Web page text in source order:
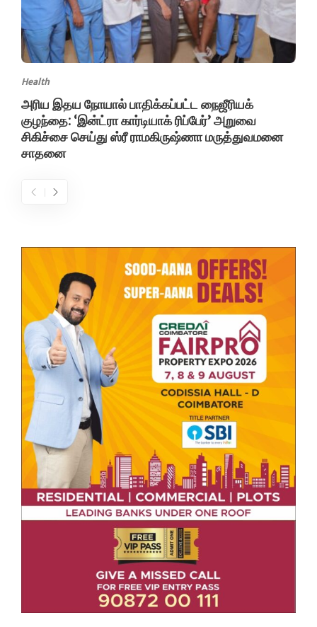
Health
அரிய இதய நோயால் பாதிக்கப்பட்ட நைஜீரியக்
குழந்தை: ‘இன்ட்ரா கார்டியாக் ரிப்பேர்’ அறுவை
சிகிச்சை செய்து ஸ்ரீ ராமகிருஷ்ணா மருத்துவமனை
சாதனை